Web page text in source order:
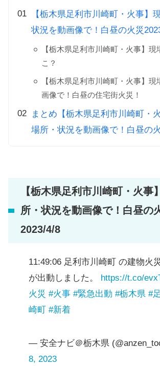
【栃木県足利市川崎町・火事】
状況を動画像で！白昼の火災
【栃木県足利市川崎町・火事】
こ？
【栃木県足利市川崎町・火事】現
画像で！白昼の住宅街火災！
まとめ【栃木県足利市川崎町・
場所・状況を動画像で！白昼の
【栃木県足利市川崎町・火事
所・状況を動画像で！白昼の
2023/4/8
11:49:06 足利市川崎町 の建物火
が出動しました。 https://t.co/
火災 #火事 #緊急出動 #栃木県 #
崎町 #新着
— 安全ナビ＠栃木県
8, 2023